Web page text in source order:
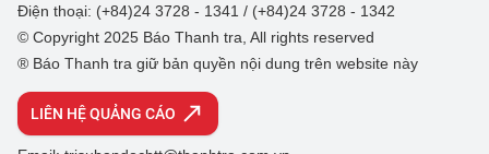
Điện thoại: (+84)24 3728 - 1341 / (+84)24 3728 - 1342
© Copyright 2025 Báo Thanh tra, All rights reserved
® Báo Thanh tra giữ bản quyền nội dung trên website này
LIÊN HỆ QUẢNG CÁO